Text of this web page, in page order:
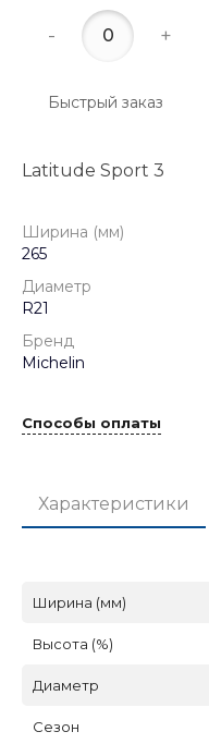
- +
Быстрый заказ
Latitude Sport 3
Ширина (мм)
265
Диаметр
R21
Бренд
Michelin
Способы оплаты
Характеристики
Ширина (мм)
Высота (%)
Диаметр
Сезон